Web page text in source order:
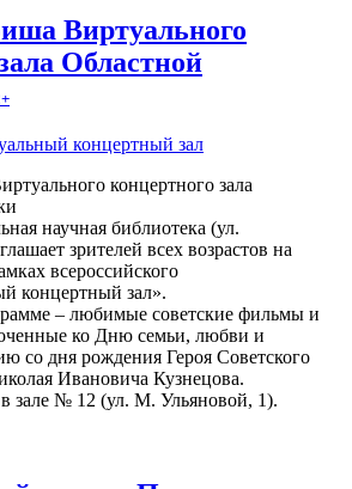
Виртуального
Областной
концертный зал
научная библиотека (ул.
зрителей всех возрастов на
всероссийского
концертный зал».
– любимые советские фильмы и
ко Дню семьи, любви и
со дня рождения Героя Советского
Ивановича Кузнецова.
зале № 12 (ул. М. Ульяновой, 1).